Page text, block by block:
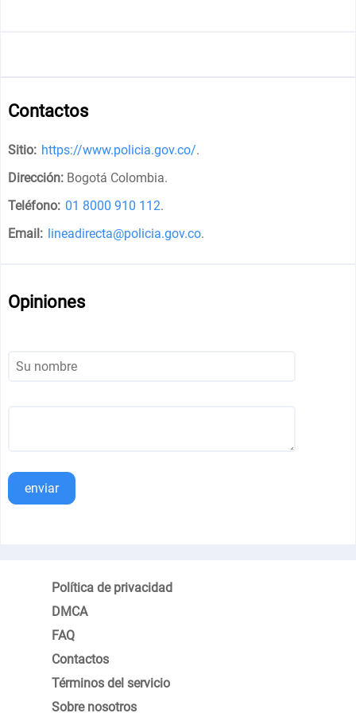
Contactos
Sitio: https://www.policia.gov.co/.
Dirección: Bogotá Colombia.
Teléfono: 01 8000 910 112.
Email: lineadirecta@policia.gov.co.
Opiniones
enviar
Política de privacidad
DMCA
FAQ
Contactos
Términos del servicio
Sobre nosotros